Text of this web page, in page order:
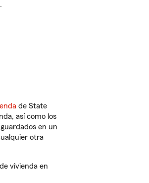
de State
así como los
en un
otra
vivienda en